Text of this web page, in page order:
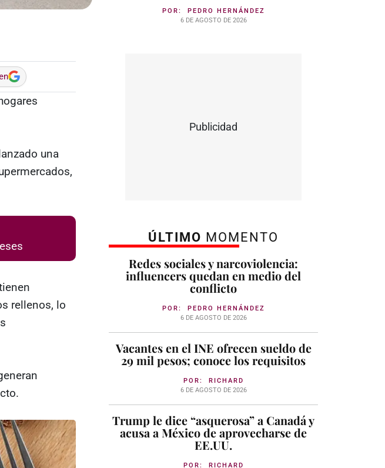
una
rellenos, lo
POR: PEDRO HERNÁNDEZ
6 DE AGOSTO DE 2026
Publicidad
ÚLTIMO MOMENTO
Redes sociales y narcoviolencia:
influencers quedan en medio del
conflicto
POR: PEDRO HERNÁNDEZ
6 DE AGOSTO DE 2026
Vacantes en el INE ofrecen sueldo de
29 mil pesos; conoce los requisitos
POR: RICHARD
6 DE AGOSTO DE 2026
Trump le dice “asquerosa” a Canadá y
acusa a México de aprovecharse de
EE.UU.
POR: RICHARD